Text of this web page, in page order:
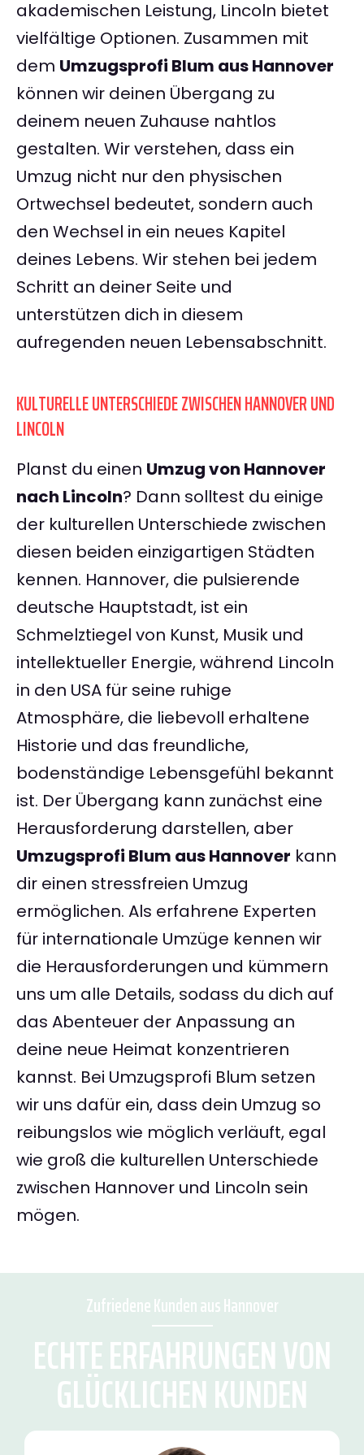
akademischen Leistung, Lincoln bietet
vielfältige Optionen. Zusammen mit
dem Umzugsprofi Blum aus Hannover
können wir deinen Übergang zu
deinem neuen Zuhause nahtlos
gestalten. Wir verstehen, dass ein
Umzug nicht nur den physischen
Ortwechsel bedeutet, sondern auch
den Wechsel in ein neues Kapitel
deines Lebens. Wir stehen bei jedem
Schritt an deiner Seite und
unterstützen dich in diesem
aufregenden neuen Lebensabschnitt.
KULTURELLE UNTERSCHIEDE ZWISCHEN HANNOVER UND
LINCOLN
Planst du einen Umzug von Hannover
nach Lincoln? Dann solltest du einige
der kulturellen Unterschiede zwischen
diesen beiden einzigartigen Städten
kennen. Hannover, die pulsierende
deutsche Hauptstadt, ist ein
Schmelztiegel von Kunst, Musik und
intellektueller Energie, während Lincoln
in den USA für seine ruhige
Atmosphäre, die liebevoll erhaltene
Historie und das freundliche,
bodenständige Lebensgefühl bekannt
ist. Der Übergang kann zunächst eine
Herausforderung darstellen, aber
Umzugsprofi Blum aus Hannover kann
dir einen stressfreien Umzug
ermöglichen. Als erfahrene Experten
für internationale Umzüge kennen wir
die Herausforderungen und kümmern
uns um alle Details, sodass du dich auf
das Abenteuer der Anpassung an
deine neue Heimat konzentrieren
kannst. Bei Umzugsprofi Blum setzen
wir uns dafür ein, dass dein Umzug so
reibungslos wie möglich verläuft, egal
wie groß die kulturellen Unterschiede
zwischen Hannover und Lincoln sein
mögen.
Zufriedene Kunden aus Hannover
ECHTE ERFAHRUNGEN VON
GLÜCKLICHEN KUNDEN